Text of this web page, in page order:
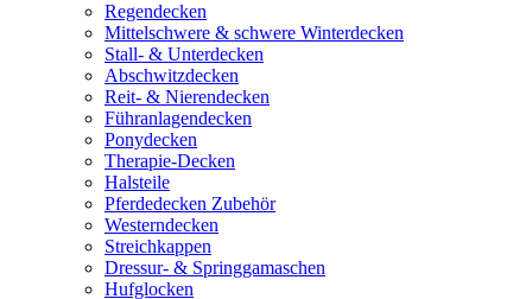
Regendecken
Mittelschwere & schwere Winterdecken
Stall- & Unterdecken
Abschwitzdecken
Reit- & Nierendecken
Führanlagendecken
Ponydecken
Therapie-Decken
Halsteile
Pferdedecken Zubehör
Westerndecken
Streichkappen
Dressur- & Springgamaschen
Hufglocken